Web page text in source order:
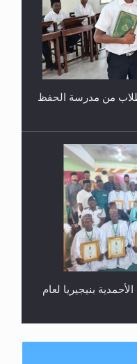
بنيجيريا لعام
في مكتبة مدينة